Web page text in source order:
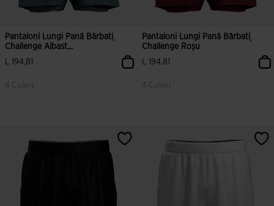
Pantaloni Lungi Pană Bărbați
Challenge Albast...
L 194,81
4 Culori
3,1 din 5 evaluări ale clienților
Pantaloni Lungi Pană Bărbați
Challenge Roșu
L 194,81
4 Culori